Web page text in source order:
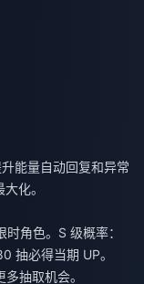
能量自动回复和异常
化。
角色。S 级概率：
抽必得当期 UP。
多抽取机会。